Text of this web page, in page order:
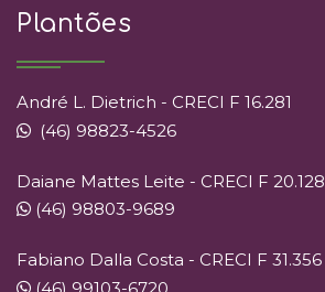
Plantões
André L. Dietrich - CRECI F 16.281
(46) 98823-4526
Daiane Mattes Leite - CRECI F 20.128
(46) 98803-9689
Fabiano Dalla Costa - CRECI F 31.356